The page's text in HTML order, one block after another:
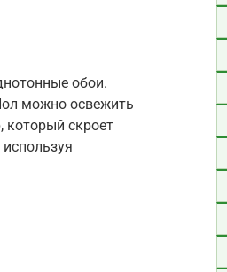
обои.
можно освежить
который скроет